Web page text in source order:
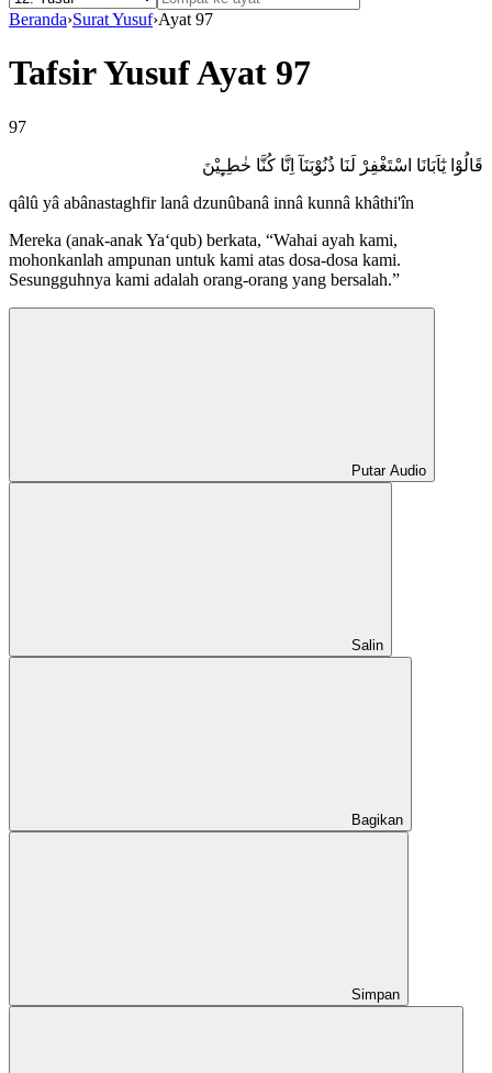
Beranda›Surat Yusuf›Ayat 97
Tafsir Yusuf Ayat 97
97
قَالُوْا يٰٓاَبَانَا اسْتَغْفِرْ لَنَا ذُنُوْبَنَآ اِنَّا كُنَّا خٰطِـِٕيْنَ
qâlû yâ abânastaghfir lanâ dzunûbanâ innâ kunnâ khâthi'în
Mereka (anak-anak Ya‘qub) berkata, “Wahai ayah kami,
mohonkanlah ampunan untuk kami atas dosa-dosa kami.
Sesungguhnya kami adalah orang-orang yang bersalah.”
Putar Audio
Salin
Bagikan
Simpan